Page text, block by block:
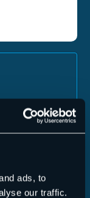
ads, to
our traffic.